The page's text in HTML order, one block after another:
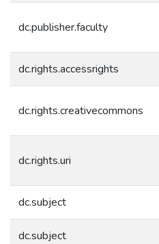
dc.publisher.faculty
dc.rights.accessrights
dc.rights.creativecommons
dc.rights.uri
dc.subject
dc.subject